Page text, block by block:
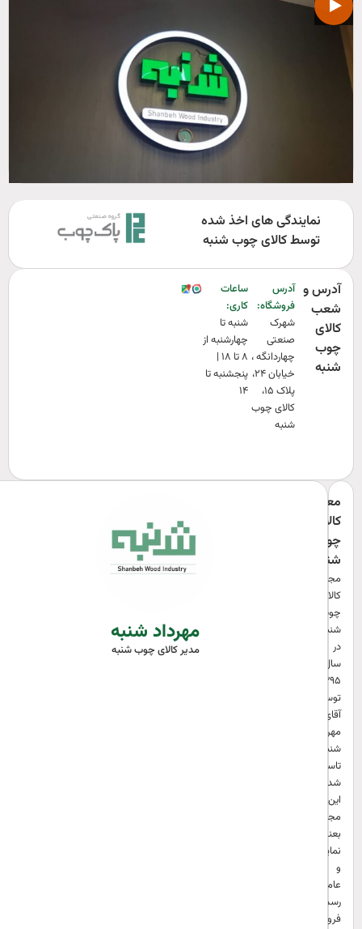
نمایندگی های اخذ شده
توسط کالای چوب شنبه
آدرس و
شعب
کالای
چوب
شنبه
آدرس
فروشگاه:‌
شهرک
صنعتی
چهاردانگه ،
خیابان ۲۴،
پلاک ۱۵،
کالای چوب
ساعات
کاری:‌
شنبه تا
چهارشنبه از
۸ تا ۱۸ |
پنجشنبه تا
۱۴
معرفی
کالای
چوب
شنبه
مجموعه
شنبه،
توسط
مهرداد
تاسیس
مجموعه
بعنوان
نمایندگی
عاملیت
رسمی
فروش
مهرداد شنبه
مدیر کالای چوب شنبه